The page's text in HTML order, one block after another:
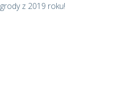
z 2019 roku!